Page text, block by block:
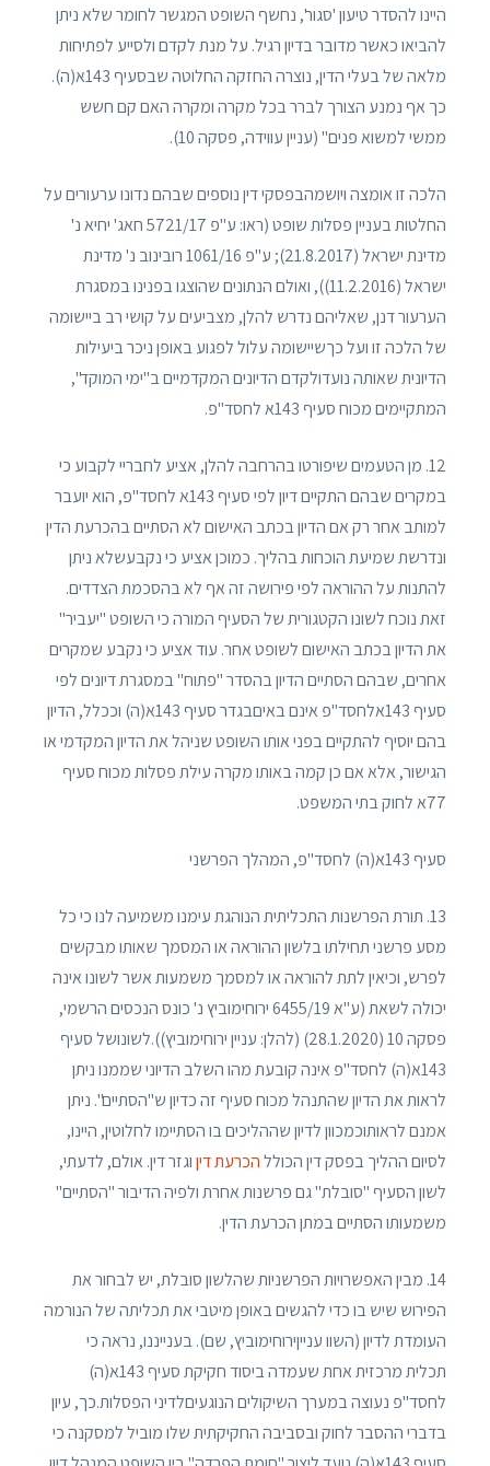
היינו להסדר טיעון 'סגור', נחשף השופט המגשר לחומר שלא ניתן
להביאו כאשר מדובר בדיון רגיל. על מנת לקדם ולסייע לפתיחות
מלאה של בעלי הדין, נוצרה החזקה החלוטה שבסעיף 143א(ה).
כך אף נמנע הצורך לברר בכל מקרה ומקרה האם קם חשש
ממשי למשוא פנים" (עניין עווידה, פסקה 10).
הלכה זו אומצה ויושמהבפסקי דין נוספים שבהם נדונו ערעורים על
החלטות בעניין פסלות שופט (ראו: ע"פ 5721/17 חאג' יחיא נ'
מדינת ישראל (21.8.2017); ע"פ 1061/16 רובינוב נ' מדינת
ישראל (11.2.2016)), ואולם הנתונים שהוצגו בפנינו במסגרת
הערעור דנן, שאליהם נדרש להלן, מצביעים על קושי רב ביישומה
של הלכה זו ועל כךשיישומה עלול לפגוע באופן ניכר ביעילות
הדיונית שאותה נועדולקדם הדיונים המקדמיים ב"ימי המוקד",
המתקיימים מכוח סעיף 143א לחסד"פ.
12. מן הטעמים שיפורטו בהרחבה להלן, אציע לחבריי לקבוע כי
במקרים שבהם התקיים דיון לפי סעיף 143א לחסד"פ, הוא יועבר
למותב אחר רק אם הדיון בכתב האישום לא הסתיים בהכרעת הדין
ונדרשת שמיעת הוכחות בהליך. כמוכן אציע כי נקבעשלא ניתן
להתנות על ההוראה לפי פירושה זה אף לא בהסכמת הצדדים.
זאת נוכח לשונו הקטגורית של הסעיף המורה כי השופט "יעביר"
את הדיון בכתב האישום לשופט אחר. עוד אציע כי נקבע שמקרים
אחרים, שבהם הסתיים הדיון בהסדר "פתוח" במסגרת דיונים לפי
סעיף 143אלחסד"פ אינם באיםבגדר סעיף 143א(ה) וככלל, הדיון
בהם יוסיף להתקיים בפני אותו השופט שניהל את הדיון המקדמי או
הגישור, אלא אם כן קמה באותו מקרה עילת פסלות מכוח סעיף
77א לחוק בתי המשפט.
סעיף 143א(ה) לחסד"פ, המהלך הפרשני
13. תורת הפרשנות התכליתית הנוהגת עימנו משמיעה לנו כי כל
מסע פרשני תחילתו בלשון ההוראה או המסמך שאותו מבקשים
לפרש, וכיאין לתת להוראה או למסמך משמעות אשר לשונו אינה
יכולה לשאת (ע"א 6455/19 ירוחימוביץ נ' כונס הנכסים הרשמי,
פסקה 10 (28.1.2020) (להלן: עניין ירוחימוביץ)).לשונושל סעיף
143א(ה) לחסד"פ אינה קובעת מהו השלב הדיוני שממנו ניתן
לראות את הדיון שהתנהל מכוח סעיף זה כדיון ש"הסתיים". ניתן
אמנם לראותוכמכוון לדיון שההליכים בו הסתיימו לחלוטין, היינו,
לסיום ההליך בפסק דין הכוללהכרעת דיןוגזר דין. אולם, לדעתי,
לשון הסעיף "סובלת" גם פרשנות אחרת ולפיה הדיבור "הסתיים"
משמעותו הסתיים במתן הכרעת הדין.
14. מבין האפשרויות הפרשניות שהלשון סובלת, יש לבחור את
הפירוש שיש בו כדי להגשים באופן מיטבי את תכליתה של הנורמה
העומדת לדיון (השוו ענייןירוחימוביץ, שם). בענייננו, נראה כי
תכלית מרכזית אחת שעמדה ביסוד חקיקת סעיף 143א(ה)
לחסד"פ נעוצה במערך השיקולים הנוגעיםלדיני הפסלות.כך, עיון
בדברי ההסבר לחוק ובסביבה החקיקתית שלו מוביל למסקנה כי